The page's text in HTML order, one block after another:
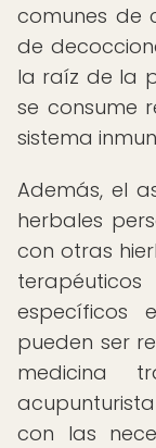
comunes de
de
la raíz de la
se consume
sistema
Además, el
herbales
con otras
específicos
pueden ser
medicina
con las